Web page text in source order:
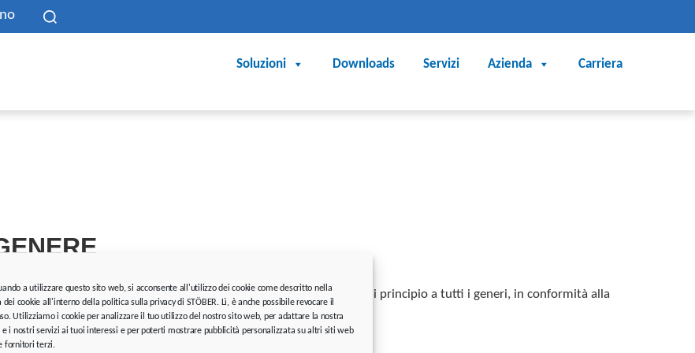
a utilizzare questo sito web, si acconsente all'utilizzo dei cookie come descritto nella
dei cookie all'interno della politica sulla privacy di STÖBER. Lì, è anche possibile revocare il
Utilizziamo i cookie per analizzare il tuo utilizzo del nostro sito web, per adattare la nostra
i nostri servizi ai tuoi interessi e per poterti mostrare pubblicità personalizzata su altri siti web
fornitori terzi.
Soluzioni Downloads Servizi Azienda Carriera
di genere. I termini corrispondenti si applicano in linea di principio a tutti i generi, in conformità alla
ma ha semplicemente ragioni redazionali.